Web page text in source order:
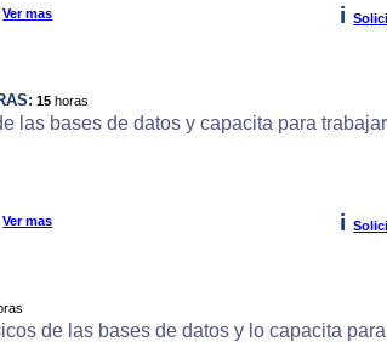
Ver mas i
15 horas
las bases de datos y capacita para
Ver mas i
de las bases de datos y lo capacita